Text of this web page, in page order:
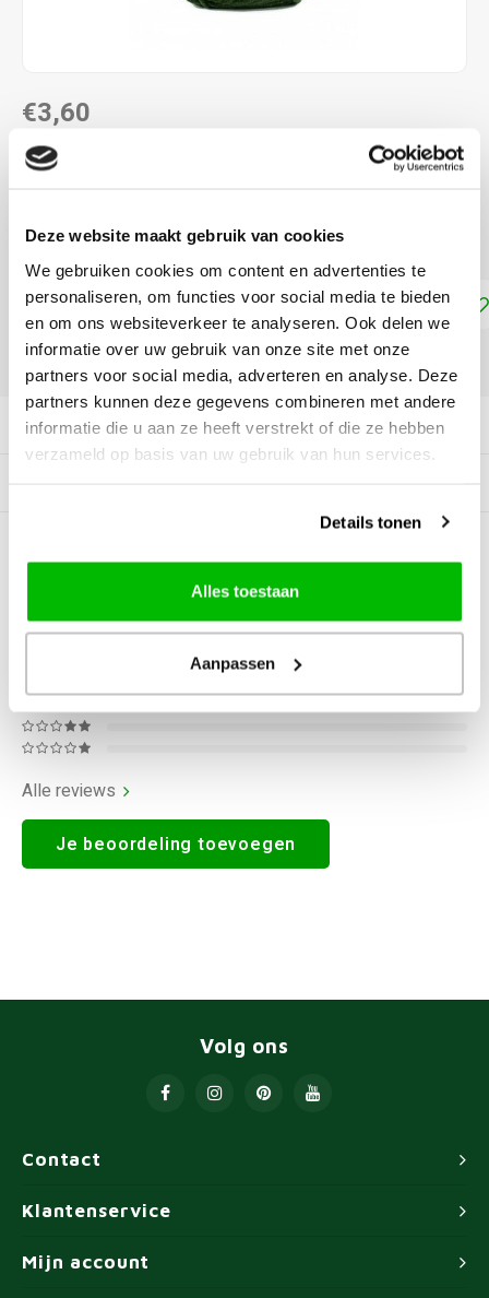
Deze website maakt gebruik van cookies
We gebruiken cookies om content en advertenties te
personaliseren, om functies voor social media te bieden
en om ons websiteverkeer te analyseren. Ook delen we
informatie over uw gebruik van onze site met onze
partners voor social media, adverteren en analyse. Deze
partners kunnen deze gegevens combineren met andere
informatie die u aan ze heeft verstrekt of die ze hebben
verzameld op basis van uw gebruik van hun services.
Details tonen
Alles toestaan
Aanpassen
€3,60
DIRECT LEVERBAAR
meer
Toevoegen aan winkelwagen
Productomschrijving
0Reviews
Alle reviews
Je beoordeling toevoegen
Contact
Volg ons
Klantenservice
Mijn account